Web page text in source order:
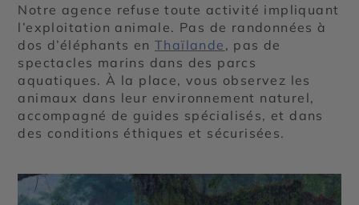
Notre agence refuse toute activité impliquant
l’exploitation animale. Pas de randonnées à
dos d’éléphants enThaïlande , pas de
spectacles marins dans des parcs
aquatiques. À la place, vous observez les
animaux dans leur environnement naturel,
accompagné de guides spécialisés, et dans
des conditions éthiques et sécurisées.